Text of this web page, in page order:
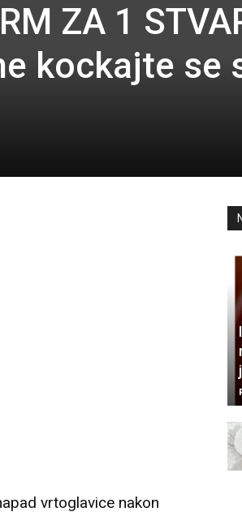
ZA 1
kockajte se
vrtoglavice nakon